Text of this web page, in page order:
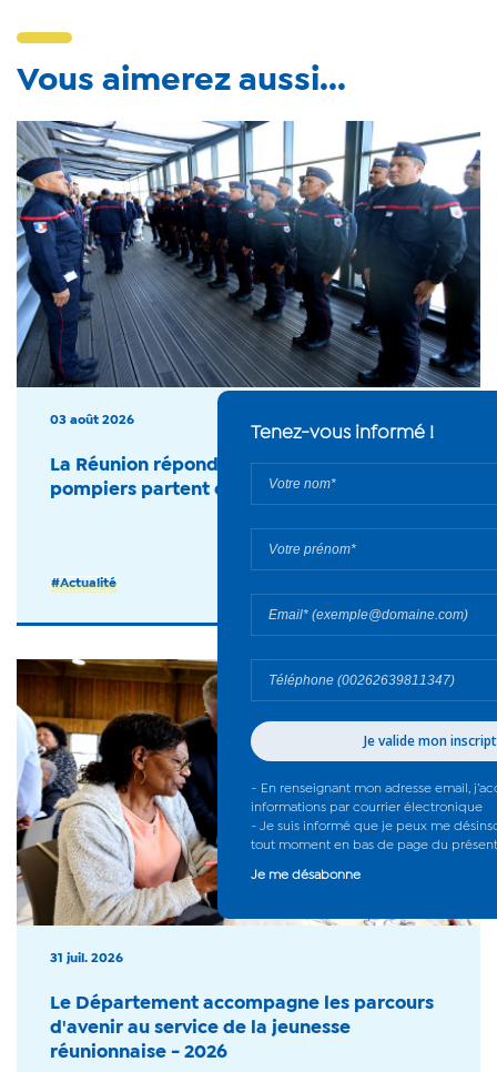
Vous aimerez aussi...
03 août 2026
La Réunion répond présente : 27 sapeurs-
pompiers partent en renfort - 2026
#Actualité
31 juil. 2026
Le Département accompagne les parcours
d'avenir au service de la jeunesse
réunionnaise - 2026